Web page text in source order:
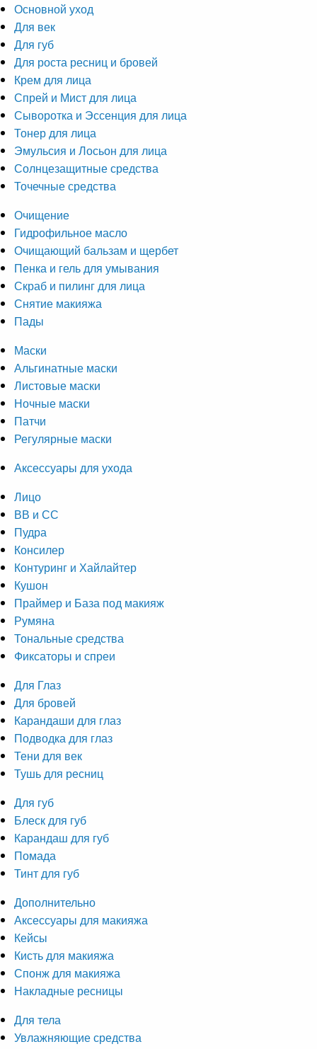
Основной уход
Для век
Для губ
Для роста ресниц и бровей
Крем для лица
Спрей и Мист для лица
Сыворотка и Эссенция для лица
Тонер для лица
Эмульсия и Лосьон для лица
Солнцезащитные средства
Точечные средства
Очищение
Гидрофильное масло
Очищающий бальзам и щербет
Пенка и гель для умывания
Скраб и пилинг для лица
Снятие макияжа
Пады
Маски
Альгинатные маски
Листовые маски
Ночные маски
Патчи
Регулярные маски
Аксессуары для ухода
Лицо
ВВ и СС
Пудра
Консилер
Контуринг и Хайлайтер
Кушон
Праймер и База под макияж
Румяна
Тональные средства
Фиксаторы и спреи
Для Глаз
Для бровей
Карандаши для глаз
Подводка для глаз
Тени для век
Тушь для ресниц
Для губ
Блеск для губ
Карандаш для губ
Помада
Тинт для губ
Дополнительно
Аксессуары для макияжа
Кейсы
Кисть для макияжа
Спонж для макияжа
Накладные ресницы
Для тела
Увлажняющие средства